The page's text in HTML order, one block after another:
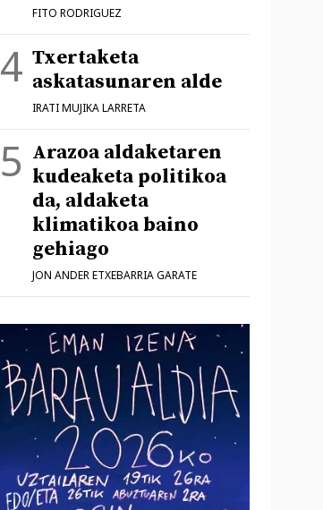
FITO RODRIGUEZ
Txertaketa
askatasunaren alde
IRATI MUJIKA LARRETA
Arazoa aldaketaren
kudeaketa politikoa
da, aldaketa
klimatikoa baino
gehiago
JON ANDER ETXEBARRIA GARATE